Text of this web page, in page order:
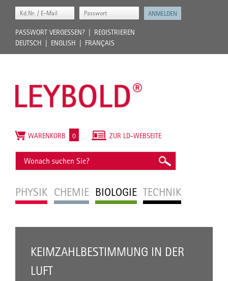
PASSWORT VERGESSEN?
REGISTRIEREN
DEUTSCH
ENGLISH FRANÇAIS
PHYSIK CHEMIE BIOLOGIE TECHNIK
ZUR LD-WEBSEITE
WARENKORB 0
KEIMZAHLBESTIMMUNG IN DER
LUFT